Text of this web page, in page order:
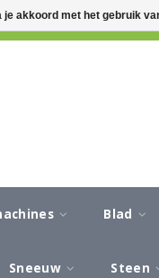
3-5 WERKDAGEN
Blad
Sneeuw Steen
je akkoord met het gebruik